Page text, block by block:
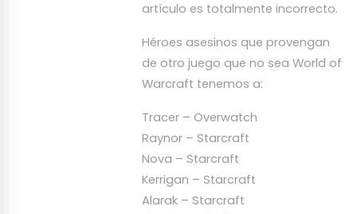
artículo es totalmente incorrecto.
Héroes asesinos que provengan
de otro juego que no sea World of
Warcraft tenemos a:
Tracer – Overwatch
Raynor – Starcraft
Nova – Starcraft
Kerrigan – Starcraft
Alarak – Starcraft